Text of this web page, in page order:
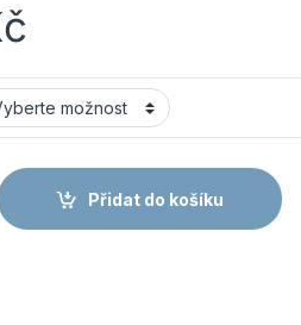
ESD PERFORATED
Přidat do košíku